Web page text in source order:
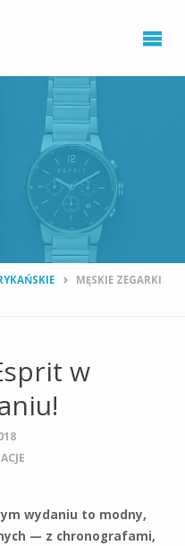
MĘSKIE ZEGARKI
w
wydaniu to modny,
— z chronografami,